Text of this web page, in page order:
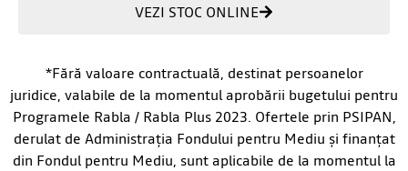
VEZI STOC ONLINE
*Fără valoare contractuală, destinat persoanelor
juridice, valabile de la momentul aprobării bugetului pentru
Programele Rabla / Rabla Plus 2023. Ofertele prin PSIPAN,
derulat de Administrația Fondului pentru Mediu și finanțat
din Fondul pentru Mediu, sunt aplicabile de la momentul la